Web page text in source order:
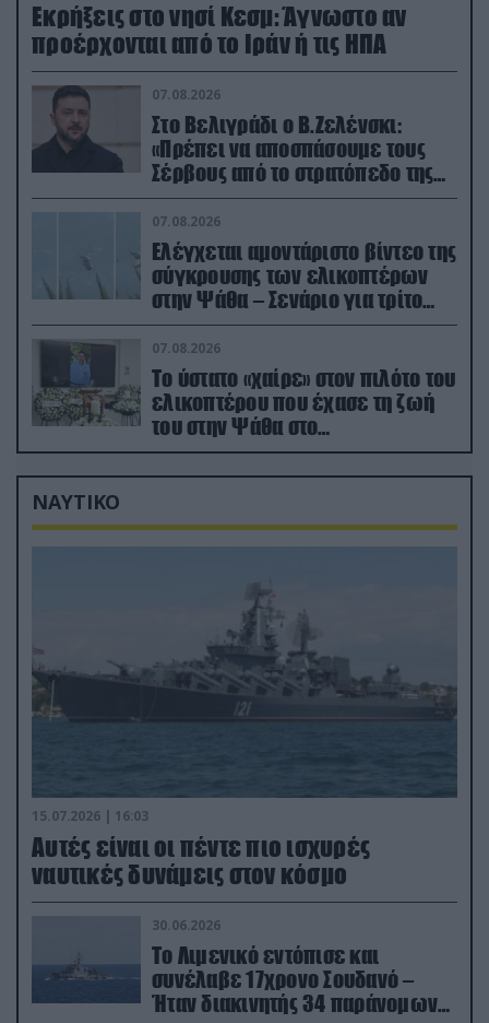
Εκρήξεις στο νησί Κεσμ: Άγνωστο αν
προέρχονται από το Ιράν ή τις ΗΠΑ
07.08.2026
Στο Βελιγράδι ο Β.Ζελένσκι:
«Πρέπει να αποσπάσουμε τους
Σέρβους από το στρατόπεδο της
Ρωσίας»
07.08.2026
Ελέγχεται αμοντάριστο βίντεο της
σύγκρουσης των ελικοπτέρων
στην Ψάθα – Σενάριο για τρίτο
ελικόπτερο
07.08.2026
Το ύστατο «χαίρε» στον πιλότο του
ελικοπτέρου που έχασε τη ζωή
του στην Ψάθα στο
αποτεφρωτήριο Ριτσώνας
ΝΑΥΤΙΚΟ
15.07.2026 | 16:03
Aυτές είναι οι πέντε πιο ισχυρές
ναυτικές δυνάμεις στον κόσμο
30.06.2026
Το Λιμενικό εντόπισε και
συνέλαβε 17χρονο Σουδανό –
Ήταν διακινητής 34 παράνομων